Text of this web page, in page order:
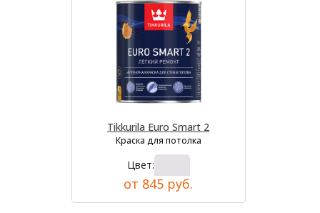
Tikkurila Euro Smart 2
Краска для потолка
Цвет:
от 845 руб.